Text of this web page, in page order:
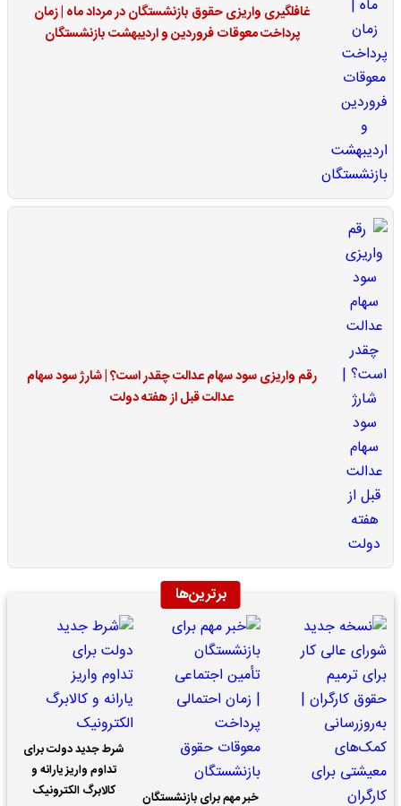
غافلگیری واریزی حقوق بازنشستگان در مرداد ماه | زمان
پرداخت معوقات فروردین و اردیبهشت بازنشستگان
رقم واریزی سود سهام عدالت چقدر است؟ | شارژ سود سهام
عدالت قبل از هفته دولت
برترین‌ها
خبر مهم برای بازنشستگان
شرط جدید دولت برای
تداوم واریز یارانه و
کالابرگ الکترونیک